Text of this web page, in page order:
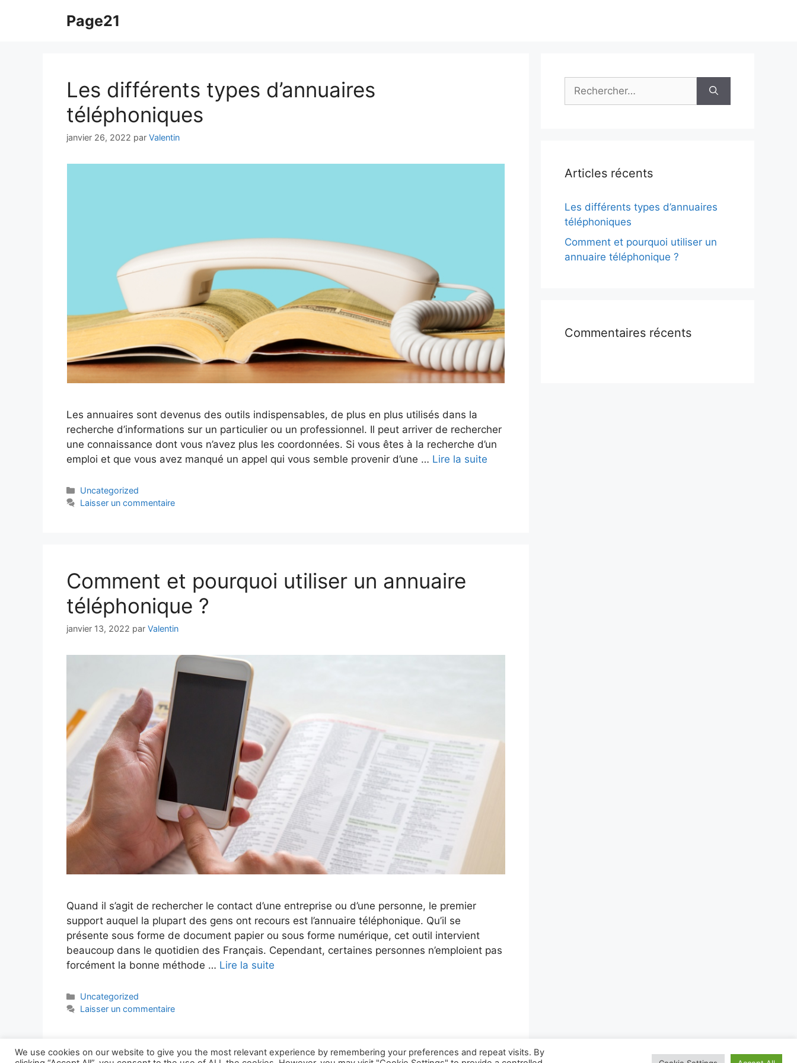
Page21
Les différents types d’annuaires
téléphoniques
janvier 26, 2022 par Valentin
Les annuaires sont devenus des outils indispensables, de plus en plus utilisés dans la
recherche d’informations sur un particulier ou un professionnel. Il peut arriver de rechercher
une connaissance dont vous n’avez plus les coordonnées. Si vous êtes à la recherche d’un
emploi et que vous avez manqué un appel qui vous semble provenir d’une … Lire la suite
Catégories
Uncategorized
Laisser un commentaire
Comment et pourquoi utiliser un annuaire
téléphonique ?
janvier 13, 2022 par Valentin
Quand il s’agit de rechercher le contact d’une entreprise ou d’une personne, le premier
support auquel la plupart des gens ont recours est l’annuaire téléphonique. Qu’il se
présente sous forme de document papier ou sous forme numérique, cet outil intervient
beaucoup dans le quotidien des Français. Cependant, certaines personnes n’emploient pas
forcément la bonne méthode … Lire la suite
Catégories
Uncategorized
Laisser un commentaire
Rechercher :
Articles récents
Les différents types d’annuaires
téléphoniques
Comment et pourquoi utiliser un
annuaire téléphonique ?
Commentaires récents
We use cookies on our website to give you the most relevant experience by remembering your preferences and repeat visits. By